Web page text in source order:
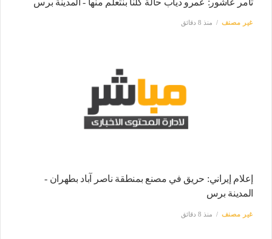
غير مصنف منذ 8 دقائق
إعلام إيراني: حريق في مصنع بمنطقة ناصر آباد بطهران -
المدينة برس
غير مصنف منذ 8 دقائق